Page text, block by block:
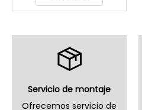
Servicio de montaje
Ofrecemos servicio de